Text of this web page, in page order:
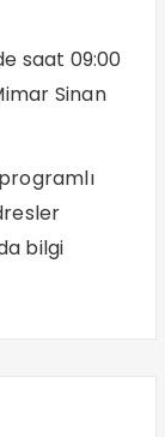
saat 09:00
Sinan
bilgi